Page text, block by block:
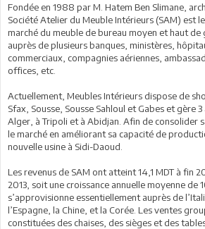
Fondée en 1988 par M. Hatem Ben Slimane,
Société Atelier du Meuble Intérieurs (SAM) est
marché du meuble de bureau moyen et haut
auprès de plusieurs banques, ministères,
commerciaux, compagnies aériennes,
offices, etc.
Actuellement, Meubles Intérieurs dispose de
Sfax, Sousse, Sousse Sahloul et Gabes et gère
Alger, à Tripoli et à Abidjan. Afin de consolider
le marché en améliorant sa capacité de
nouvelle usine à Sidi-Daoud.
Les revenus de SAM ont atteint 14,1 MDT à fin
2013, soit une croissance annuelle moyenne de
s’approvisionne essentiellement auprès de
l’Espagne, la Chine, et la Corée. Les ventes
constituées des chaises, des sièges et des